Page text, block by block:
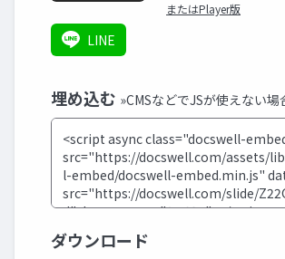
またはPlayer版
LINE
埋め込む »CMSなどでJSが使えない場
ダウンロード